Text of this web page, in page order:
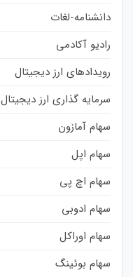
دانشنامه-لغات
رادیو آکادمی
رویدادهای ارز دیجیتال
سرمایه گذاری ارز دیجیتال
سهام آمازون
سهام اپل
سهام اچ پی
سهام ادوبی
سهام اوراکل
سهام بوئینگ